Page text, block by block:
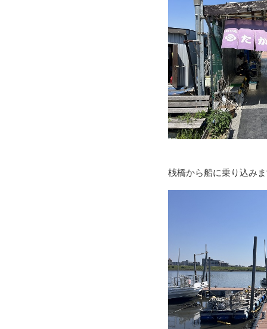
桟橋から船に乗り込み